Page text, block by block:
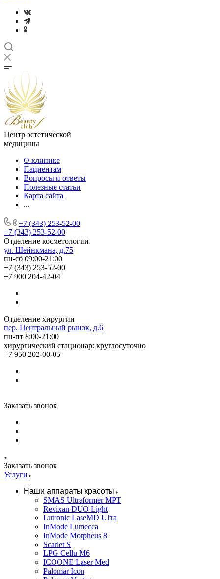
Центр эстетической
медицины
О клинике
Пациентам
Вопросы и ответы
Полезные статьи
Карта сайта
...
+7 (343) 253-52-00
+7 (343) 253-52-00
Отделение косметологии
ул. Шейнкмана, д.75
пн-сб 09:00-21:00
+7 (343) 253-52-00
+7 900 204-42-04
Отделение хирургии
пер. Центральный рынок, д.6
пн-пт 8:00-21:00
хирургический стационар: круглосуточно
+7 950 202-00-05
Заказать звонок
Заказать звонок
Услуги
Наши аппараты красоты
SMAS Ultraformer MPT
Revixan DUO Light
Lutronic LaseMD Ultra
InMode Lumecca
InMode Morpheus 8
Scarlet S
LPG Cellu M6
ICOONE Laser Med
Palomar Icon